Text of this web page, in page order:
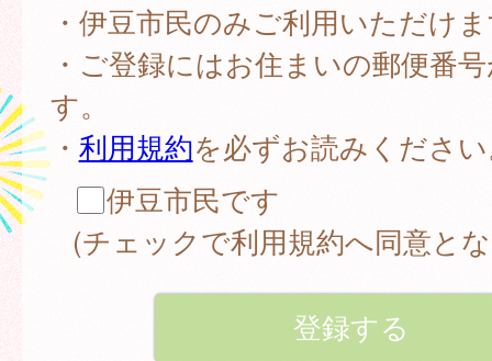
・伊豆市民のみご利用いただけ
・ご登録にはお住まいの郵便番
す。
・ 利用規約を必ずお読みくださ
伊豆市民です
(チェックで利用規約へ同意と